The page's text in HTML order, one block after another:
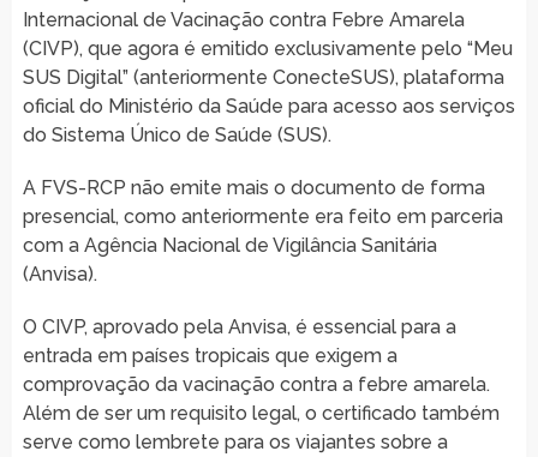
Internacional de Vacinação contra Febre Amarela
(CIVP), que agora é emitido exclusivamente pelo “Meu
SUS Digital” (anteriormente ConecteSUS), plataforma
oficial do Ministério da Saúde para acesso aos serviços
do Sistema Único de Saúde (SUS).
A FVS-RCP não emite mais o documento de forma
presencial, como anteriormente era feito em parceria
com a Agência Nacional de Vigilância Sanitária
(Anvisa).
O CIVP, aprovado pela Anvisa, é essencial para a
entrada em países tropicais que exigem a
comprovação da vacinação contra a febre amarela.
Além de ser um requisito legal, o certificado também
serve como lembrete para os viajantes sobre a